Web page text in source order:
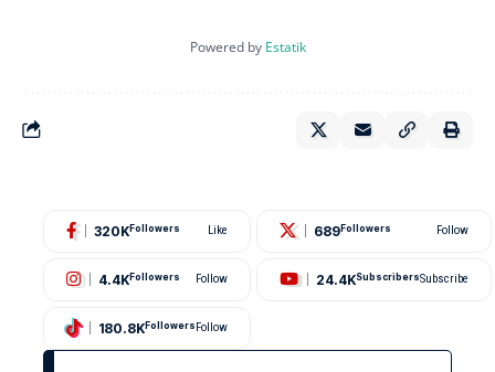
Powered by Estatik
320K Followers Like 689 Followers Follow
4.4K Followers Follow 24.4KSubscribersSubscribe
180.8K Followers Follow